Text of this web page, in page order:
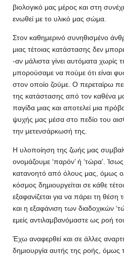
βιολογικό μας μέρος και στη
ενωθεί με το υλικό μας σώμα.
Στον καθημερινό συνηθισμένο
μιας τέτοιας κατάστασης δεν
-αν μάλιστα γίνει αυτόματα
μπορούσαμε να πούμε ότι είναι
στον οποίο ζούμε. Ο περεταίρω
της κατάστασης από τον καθένα
παγίδα μιας και αποτελεί μια
ψυχής μας μέσα στο πεδίο του
την μετενσάρκωσή της.
Η υλοποίηση της ζωής μας
ονομάζουμε ‘παρόν’ ή ‘τώρα’. Ίσως
κατανοητό από όλους μας, όμως
κόσμος δημιουργείται σε κάθε
εξαφανίζεται για να πάρει τη
και η εξαφάνιση των διαδοχικών
εμείς αντιλαμβανόμαστε ως ροή
Έχω αναφερθεί και σε άλλες
δημιουργία αυτής της ροής, όμως